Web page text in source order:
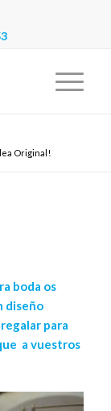
Original!
boda os
diseño
para
a vuestros